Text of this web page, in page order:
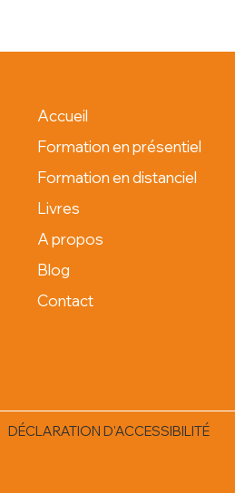
DÉCLARATION D'ACCESSIBILITÉ
Accueil
Formation en présentiel
Formation en distanciel
Livres
A propos
Blog
Contact